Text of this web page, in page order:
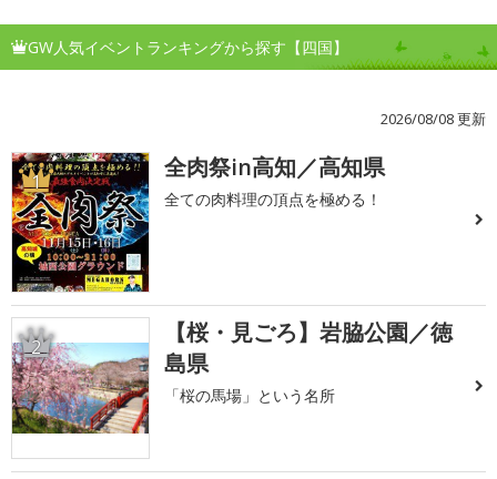
GW人気イベントランキングから探す【四国】
2026/08/08 更新
1 全肉祭in高知／高知県
全ての肉料理の頂点を極める！
2
【桜・見ごろ】岩脇公園／徳
島県
「桜の馬場」という名所